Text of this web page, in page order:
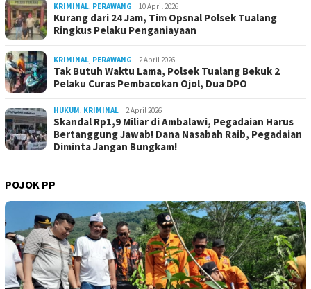
KRIMINAL PERAWANG 10 April 2026
Kurang dari 24 Jam, Tim Opsnal Polsek Tualang
Ringkus Pelaku Penganiayaan
KRIMINAL PERAWANG 2 April 2026
Tak Butuh Waktu Lama, Polsek Tualang Bekuk 2
Pelaku Curas Pembacokan Ojol, Dua DPO
HUKUM KRIMINAL 2 April 2026
Skandal Rp1,9 Miliar di Ambalawi, Pegadaian Harus
Bertanggung Jawab! Dana Nasabah Raib, Pegadaian
Diminta Jangan Bungkam!
POJOK PP